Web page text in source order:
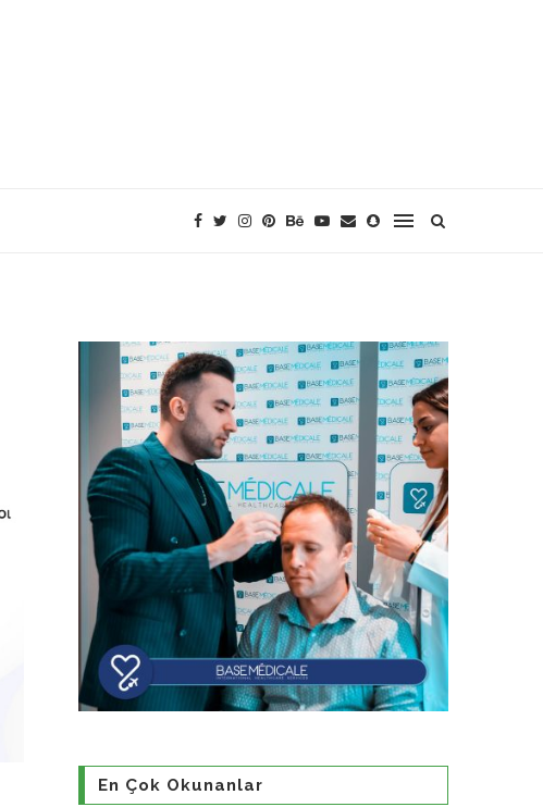
En Çok Okunanlar